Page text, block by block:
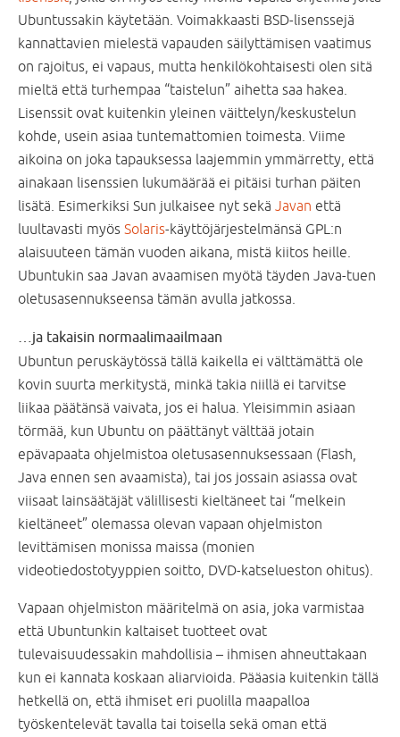
Ubuntussakin käytetään. Voimakkaasti BSD-lisenssejä
kannattavien mielestä vapauden säilyttämisen vaatimus
on rajoitus, ei vapaus, mutta henkilökohtaisesti olen sitä
mieltä että turhempaa “taistelun” aihetta saa hakea.
Lisenssit ovat kuitenkin yleinen väittelyn/keskustelun
kohde, usein asiaa tuntemattomien toimesta. Viime
aikoina on joka tapauksessa laajemmin ymmärretty, että
ainakaan lisenssien lukumäärää ei pitäisi turhan päiten
lisätä. Esimerkiksi Sun julkaisee nyt sekäJavan että
luultavasti myösSolaris-käyttöjärjestelmänsä GPL:n
alaisuuteen tämän vuoden aikana, mistä kiitos heille.
Ubuntukin saa Javan avaamisen myötä täyden Java-tuen
oletusasennukseensa tämän avulla jatkossa.
…ja takaisin normaalimaailmaan
Ubuntun peruskäytössä tällä kaikella ei välttämättä ole
kovin suurta merkitystä, minkä takia niillä ei tarvitse
liikaa päätänsä vaivata, jos ei halua. Yleisimmin asiaan
törmää, kun Ubuntu on päättänyt välttää jotain
epävapaata ohjelmistoa oletusasennuksessaan (Flash,
Java ennen sen avaamista), tai jos jossain asiassa ovat
viisaat lainsäätäjät välillisesti kieltäneet tai “melkein
kieltäneet” olemassa olevan vapaan ohjelmiston
levittämisen monissa maissa (monien
videotiedostotyyppien soitto, DVD-katselueston ohitus).
Vapaan ohjelmiston määritelmä on asia, joka varmistaa
että Ubuntunkin kaltaiset tuotteet ovat
tulevaisuudessakin mahdollisia – ihmisen ahneuttakaan
kun ei kannata koskaan aliarvioida. Pääasia kuitenkin tällä
hetkellä on, että ihmiset eri puolilla maapalloa
työskentelevät tavalla tai toisella sekä oman että